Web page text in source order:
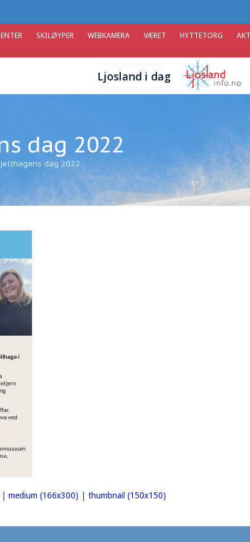
SKILØYPER WEBKAMERA VÆRET HYTTETORG
Ljosland i dag
dag 2022
dag 2022
medium (166x300) thumbnail (150x150)